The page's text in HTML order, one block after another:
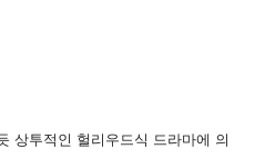
상투적인 헐리우드식 드라마에 의